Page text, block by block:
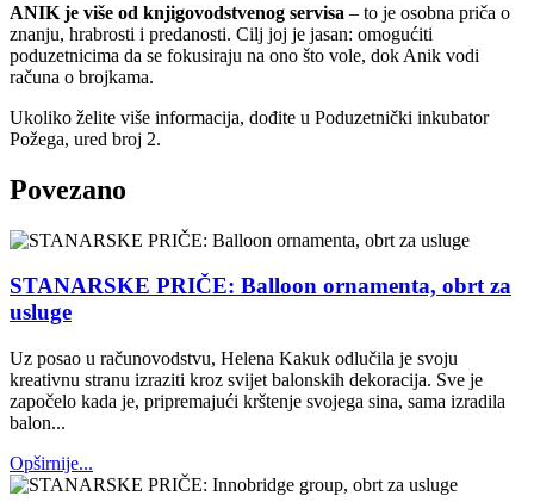
ANIK je više od knjigovodstvenog servisa – to je osobna priča o
znanju, hrabrosti i predanosti. Cilj joj je jasan: omogućiti
poduzetnicima da se fokusiraju na ono što vole, dok Anik vodi
računa o brojkama.
Ukoliko želite više informacija, dođite u Poduzetnički inkubator
Požega, ured broj 2.
Povezano
STANARSKE PRIČE: Balloon ornamenta, obrt za
usluge
Uz posao u računovodstvu, Helena Kakuk odlučila je svoju
kreativnu stranu izraziti kroz svijet balonskih dekoracija. Sve je
započelo kada je, pripremajući krštenje svojega sina, sama izradila
balon...
Opširnije...